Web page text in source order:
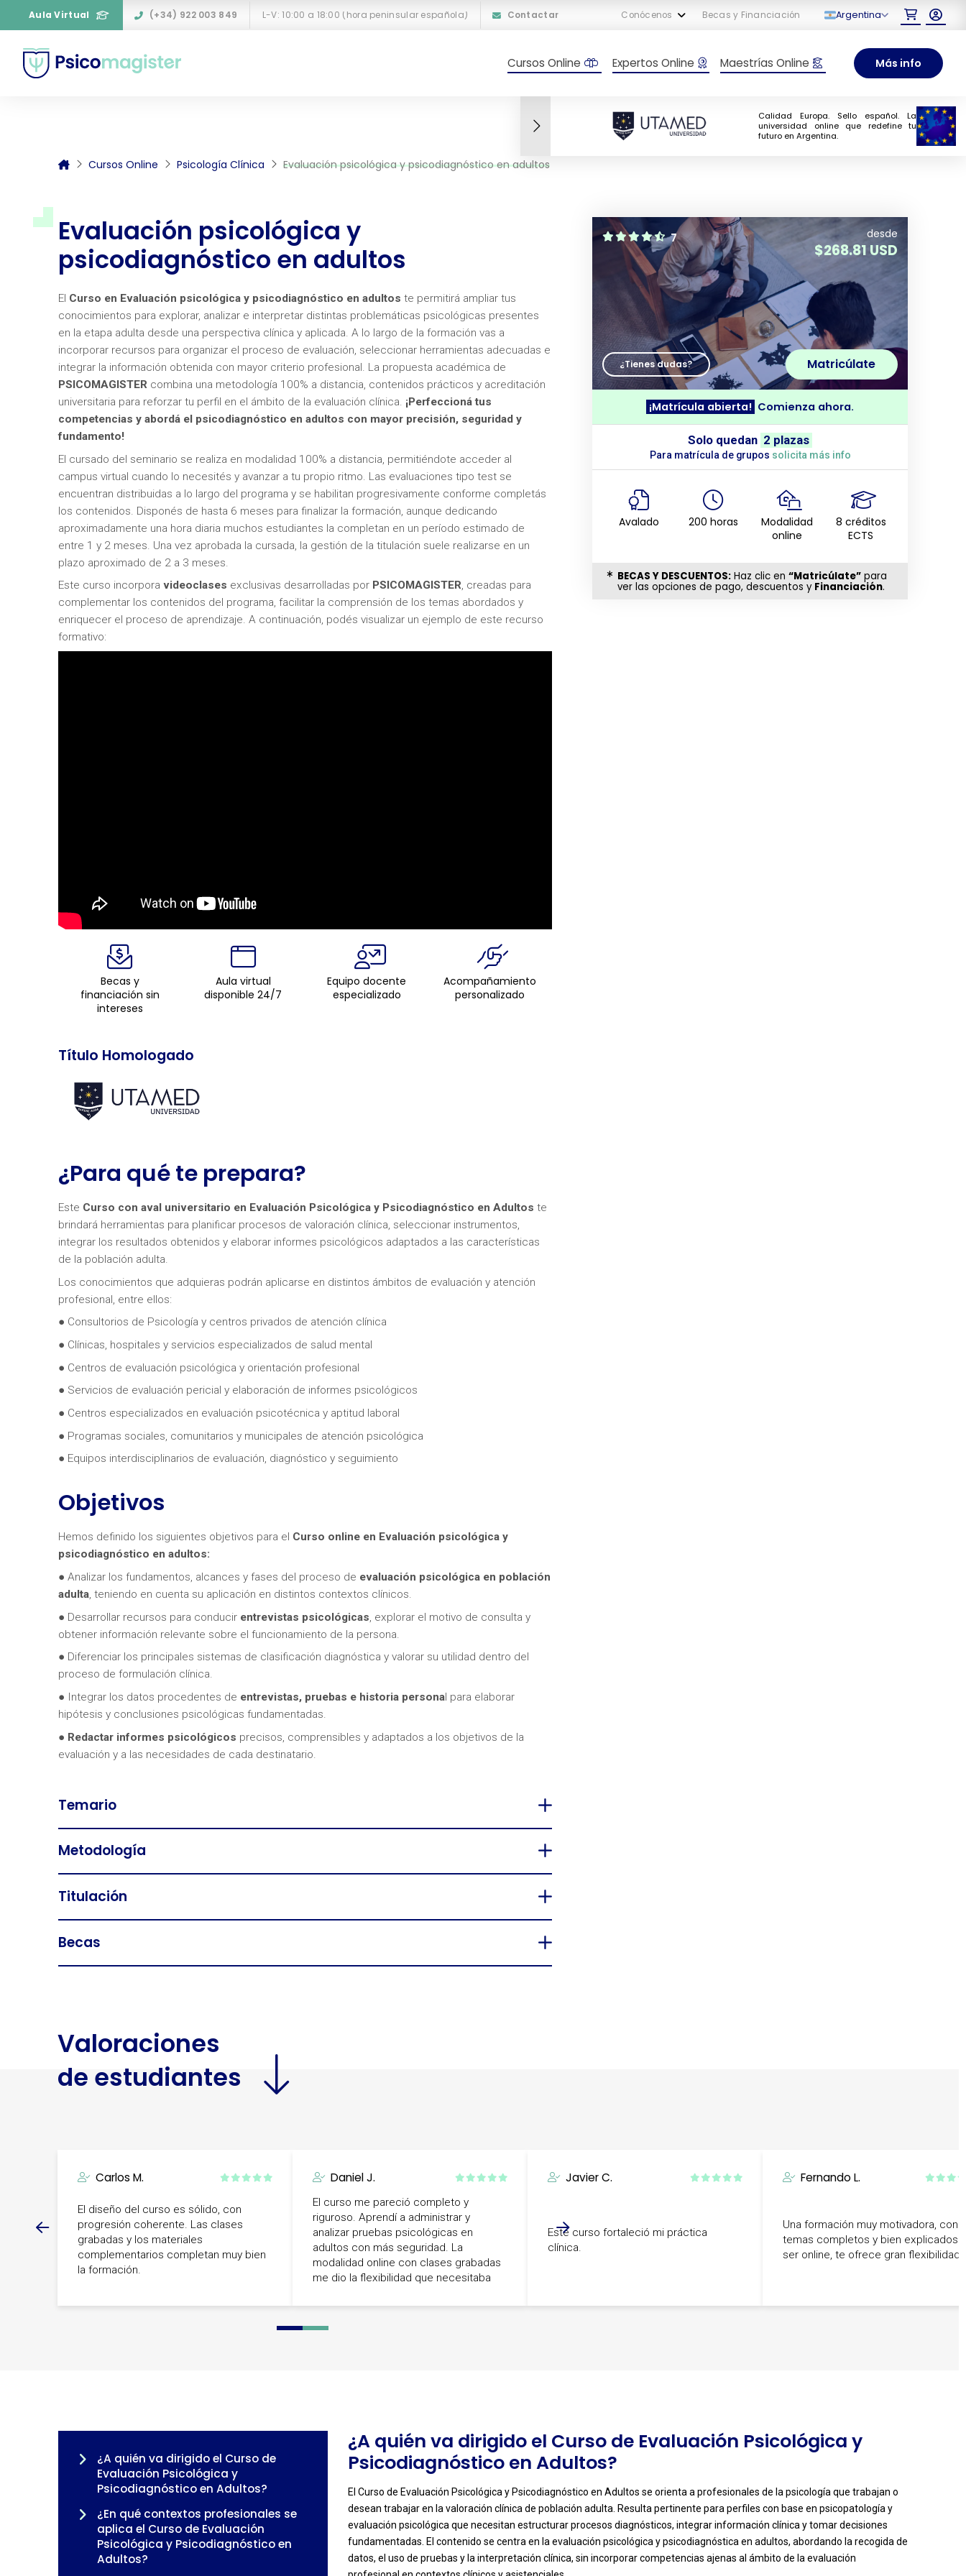
Aula Virtual (+34) 922 003 849 L-V: 10:00 a 18:00 (hora peninsular española) Contactar Conócenos Becas y Financiación Argentina
Cursos Online Expertos Online Maestrías Online Más info
Calidad Europa. Sello español. La
universidad online que redefine tu
futuro en Argentina.
Cursos Online Psicología Clínica Evaluación psicológica y psicodiagnóstico en adultos
Evaluación psicológica y
psicodiagnóstico en adultos
El Curso en Evaluación psicológica y psicodiagnóstico en adultos te permitirá ampliar tus
conocimientos para explorar, analizar e interpretar distintas problemáticas psicológicas presentes
en la etapa adulta desde una perspectiva clínica y aplicada. A lo largo de la formación vas a
incorporar recursos para organizar el proceso de evaluación, seleccionar herramientas adecuadas e
integrar la información obtenida con mayor criterio profesional. La propuesta académica de
PSICOMAGISTER combina una metodología 100% a distancia, contenidos prácticos y acreditación
universitaria para reforzar tu perfil en el ámbito de la evaluación clínica. ¡Perfeccioná tus
competencias y abordá el psicodiagnóstico en adultos con mayor precisión, seguridad y
fundamento!
El cursado del seminario se realiza en modalidad 100% a distancia, permitiéndote acceder al
campus virtual cuando lo necesités y avanzar a tu propio ritmo. Las evaluaciones tipo test se
encuentran distribuidas a lo largo del programa y se habilitan progresivamente conforme completás
los contenidos. Disponés de hasta 6 meses para finalizar la formación, aunque dedicando
aproximadamente una hora diaria muchos estudiantes la completan en un período estimado de
entre 1 y 2 meses. Una vez aprobada la cursada, la gestión de la titulación suele realizarse en un
plazo aproximado de 2 a 3 meses.
Este curso incorpora videoclases exclusivas desarrolladas porPSICOMAGISTER, creadas para
complementar los contenidos del programa, facilitar la comprensión de los temas abordados y
enriquecer el proceso de aprendizaje. A continuación, podés visualizar un ejemplo de este recurso
formativo:
Becas y
financiación sin
intereses
Aula virtual
disponible 24/7
Equipo docente
especializado
Acompañamiento
personalizado
Título Homologado
¿Para qué te prepara?
Este Curso con aval universitario en Evaluación Psicológica y Psicodiagnóstico en Adultos te
brindará herramientas para planificar procesos de valoración clínica, seleccionar instrumentos,
integrar los resultados obtenidos y elaborar informes psicológicos adaptados a las características
de la población adulta.
Los conocimientos que adquieras podrán aplicarse en distintos ámbitos de evaluación y atención
profesional, entre ellos:
● Consultorios de Psicología y centros privados de atención clínica
● Clínicas, hospitales y servicios especializados de salud mental
● Centros de evaluación psicológica y orientación profesional
● Servicios de evaluación pericial y elaboración de informes psicológicos
● Centros especializados en evaluación psicotécnica y aptitud laboral
● Programas sociales, comunitarios y municipales de atención psicológica
● Equipos interdisciplinarios de evaluación, diagnóstico y seguimiento
Objetivos
Hemos definido los siguientes objetivos para el Curso online en Evaluación psicológica y
psicodiagnóstico en adultos:
● Analizar los fundamentos, alcances y fases del proceso de evaluación psicológica en población
adulta, teniendo en cuenta su aplicación en distintos contextos clínicos.
● Desarrollar recursos para conducir entrevistas psicológicas, explorar el motivo de consulta y
obtener información relevante sobre el funcionamiento de la persona.
● Diferenciar los principales sistemas de clasificación diagnóstica y valorar su utilidad dentro del
proceso de formulación clínica.
● Integrar los datos procedentes de entrevistas, pruebas e historia personal para elaborar
hipótesis y conclusiones psicológicas fundamentadas.
● Redactar informes psicológicos precisos, comprensibles y adaptados a los objetivos de la
evaluación y a las necesidades de cada destinatario.
Temario
Metodología
Titulación
Becas
Valoraciones
de estudiantes
Carlos M.
El diseño del curso es sólido, con
progresión coherente. Las clases
grabadas y los materiales
complementarios completan muy bien
la formación.
Daniel J.
El curso me pareció completo y
riguroso. Aprendí a administrar y
analizar pruebas psicológicas en
adultos con más seguridad. La
modalidad online con clases grabadas
me dio la flexibilidad que necesitaba
Javier C.
Este curso fortaleció mi práctica
clínica.
Fernando L.
Una formación muy motivadora, con
temas completos y bien explicados.
ser online, te ofrece gran flexibilidad.
0 1 2 3
7 desde
$268.81 USD
¿Tienes dudas? Matricúlate
¡Matrícula abierta! Comienza ahora.
Solo quedan 2 plazas
Para matrícula de grupos solicita más info
Avalado 200 horas
Modalidad
online
8 créditos
ECTS
BECAS Y DESCUENTOS:Haz clic en “Matricúlate”para
ver las opciones de pago, descuentos y Financiación.
¿A quién va dirigido el Curso de
Evaluación Psicológica y
Psicodiagnóstico en Adultos?
¿En qué contextos profesionales se
aplica el Curso de Evaluación
Psicológica y Psicodiagnóstico en
Adultos?
¿A quién va dirigido el Curso de Evaluación Psicológica y
Psicodiagnóstico en Adultos?
El Curso de Evaluación Psicológica y Psicodiagnóstico en Adultos se orienta a profesionales de la psicología que trabajan o
desean trabajar en la valoración clínica de población adulta. Resulta pertinente para perfiles con base en psicopatología y
evaluación psicológica que necesitan estructurar procesos diagnósticos, integrar información clínica y tomar decisiones
fundamentadas. El contenido se centra en la evaluación psicológica y psicodiagnóstica en adultos, abordando la recogida de
datos, el uso de pruebas y la interpretación clínica, sin incorporar competencias ajenas al ámbito de la evaluación
-
¿Necesitas más información sobre un curso?